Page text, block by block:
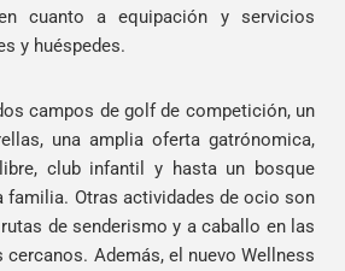
cuanto a equipación y servicios
y huéspedes.
campos de golf de competición, un
una amplia oferta gatrónomica,
club infantil y hasta un bosque
familia. Otras actividades de ocio son
de senderismo y a caballo en las
cercanos. Además, el nuevo Wellness